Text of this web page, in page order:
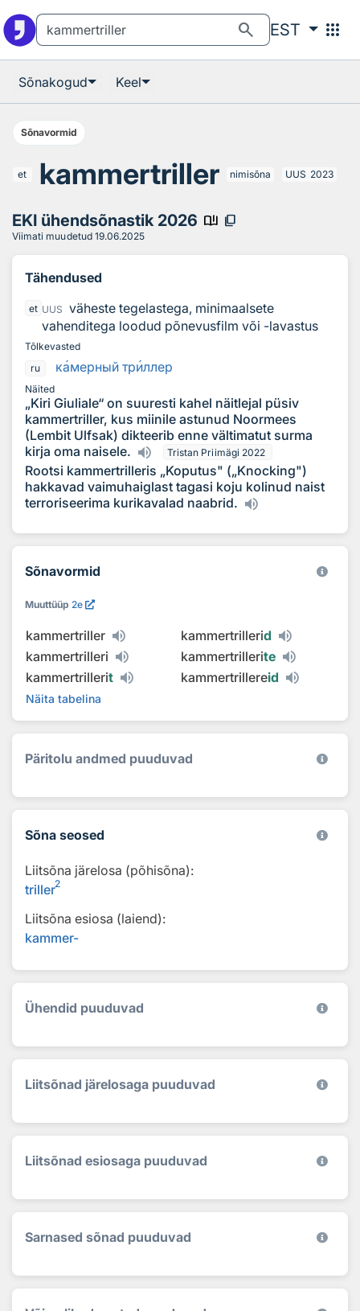
search EST apps
Sõnakogud Keel
Sõnavormid
et kammertriller nimisõna UUS 2023
EKI ühendsõnastik 2026 book_ribbon content_copy
Viimati muudetud 19.06.2025
Tähendused
et UUS
väheste tegelastega, minimaalsete
vahenditega loodud põnevusfilm või -lavastus
Tõlkevasted
ru
камерный триллер
Näited
„Kiri Giuliale“ on suuresti kahel näitlejal püsiv
kammertriller, kus miinile astunud Noormees
(Lembit Ulfsak) dikteerib enne vältimatut surma
kirja oma naisele.
Tristan Priimägi 2022
Rootsi kammertrilleris „Koputus" („Knocking")
hakkavad vaimuhaiglast tagasi koju kolinud naist
terroriseerima kurikavalad naabrid.
Sõnavormid
Muuttüüp 2e
kammertriller kammertrillerid
kammertrilleri
kammertrillerite
kammertrillerit kammertrillereid
Näita tabelina
Päritolu andmed puuduvad
Sõna seosed
Liitsõna järelosa (põhisõna):
triller2
Liitsõna esiosa (laiend):
kammer-
Ühendid puuduvad
Liitsõnad järelosaga puuduvad
Liitsõnad esiosaga puuduvad
Sarnased sõnad puuduvad